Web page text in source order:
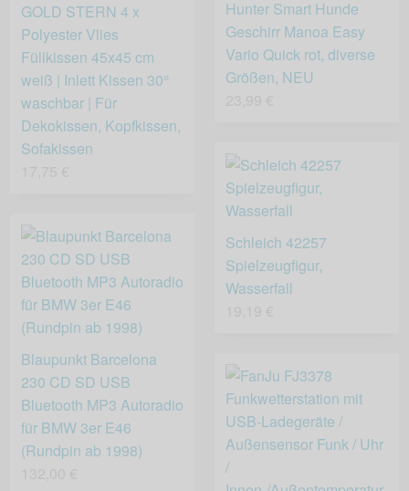
GOLD STERN 4 x
Polyester Vlies
Füllkissen 45x45 cm
weiß | Inlett Kissen 30°
waschbar | Für
Dekokissen, Kopfkissen,
Sofakissen
Hunter Smart Hunde
Geschirr Manoa Easy
Vario Quick rot, diverse
Größen, NEU
Schleich 42257
Spielzeugfigur,
Wasserfall
Blaupunkt Barcelona
230 CD SD USB
Bluetooth MP3 Autoradio
für BMW 3er E46
(Rundpin ab 1998)